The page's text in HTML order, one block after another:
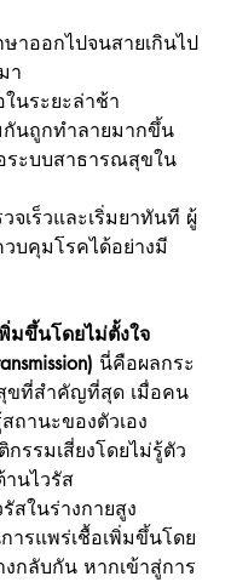
ษาออกไปจนสายเกินไป
า
ในระยะล่าช้า
นถูกทำลายมากขึ้น
ระบบสาธารณสุขใน
เร็วและเริ่มยาทันที ผู้
บคุมโรคได้อย่างมี
มขึ้นโดยไม่ตั้งใจ
นี่คือผลกระ
ขที่สำคัญที่สุด เมื่อคน
ถานะของตัวเอง
รรมเสี่ยงโดยไม่รู้ตัว
านไวรัส
สในร่างกายสูง
ารแพร่เชื้อเพิ่มขึ้นโดย
งกลับกัน หากเข้าสู่การ